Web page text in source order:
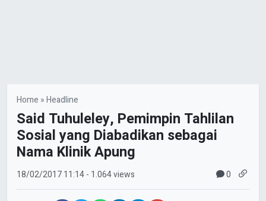
Home »Headline
Said Tuhuleley, Pemimpin Tahlilan
Sosial yang Diabadikan sebagai
Nama Klinik Apung
18/02/201711:14- 1.064 views 0